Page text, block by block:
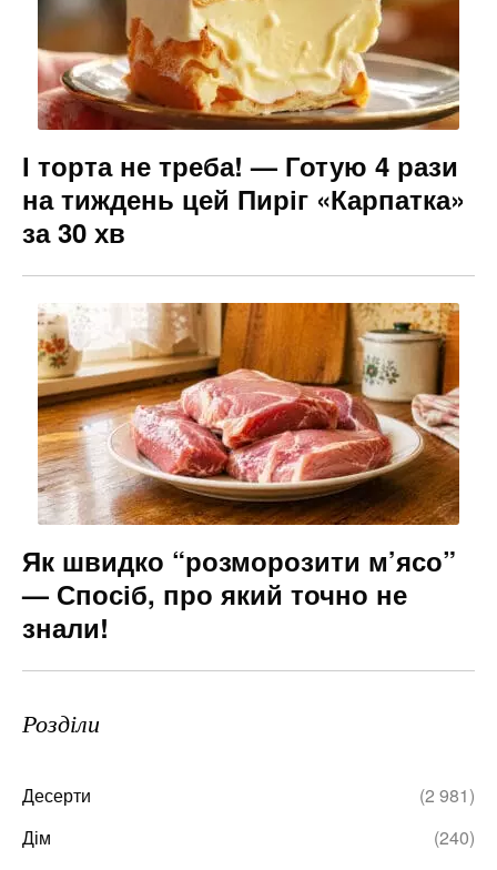
І торта не треба! — Готую 4 рази
на тиждень цей Пиріг «Карпатка»
за 30 хв
Як швидко “розморозити м’ясо”
— Спосіб, про який точно не
знали!
Розділи
Десерти
(2 981)
Дім
(240)